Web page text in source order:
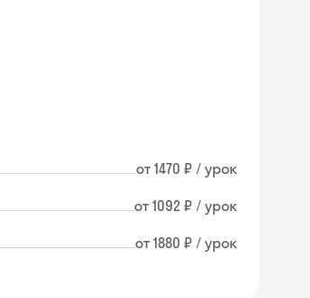
от 1470 ₽ / урок
от 1092 ₽ / урок
от 1880 ₽ / урок